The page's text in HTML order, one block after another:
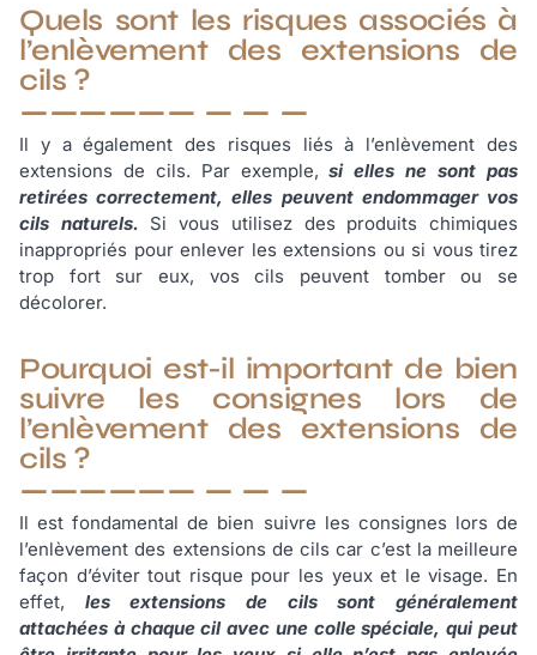
Quels sont les risques associés à
l’enlèvement des extensions de
cils ?
Il y a également des risques liés à l’enlèvement des
extensions de cils. Par exemple,si elles ne sont pas
retirées correctement, elles peuvent endommager vos
cils naturels. Si vous utilisez des produits chimiques
inappropriés pour enlever les extensions ou si vous tirez
trop fort sur eux, vos cils peuvent tomber ou se
décolorer.
Pourquoi est-il important de bien
suivre les consignes lors de
l’enlèvement des extensions de
cils ?
Il est fondamental de bien suivre les consignes lors de
l’enlèvement des extensions de cils car c’est la meilleure
façon d’éviter tout risque pour les yeux et le visage. En
effet, les extensions de cils sont généralement
attachées à chaque cil avec une colle spéciale, qui peut